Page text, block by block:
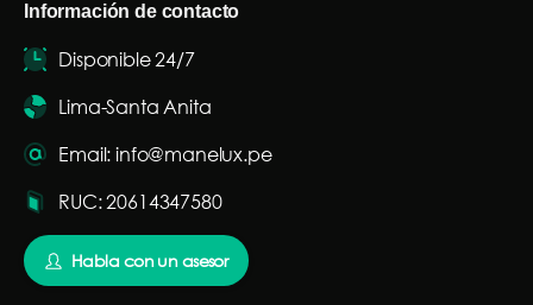
Información de contacto
Disponible 24/7
Lima-Santa Anita
Email: info@manelux.pe
RUC: 20614347580
Habla con un asesor